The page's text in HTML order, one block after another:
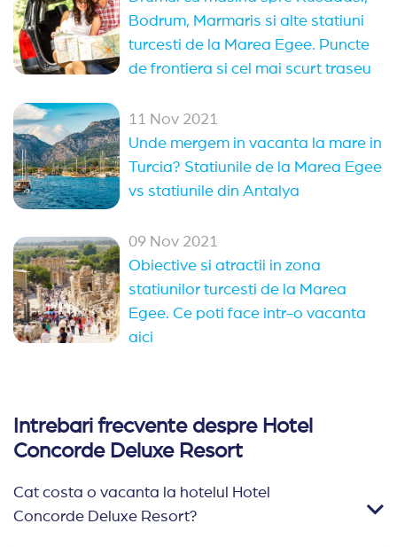
Bodrum, Marmaris si alte statiuni
turcesti de la Marea Egee. Puncte
de frontiera si cel mai scurt traseu
11 Nov 2021
Unde mergem in vacanta la mare in
Turcia? Statiunile de la Marea Egee
vs statiunile din Antalya
09 Nov 2021
Obiective si atractii in zona
statiunilor turcesti de la Marea
Egee. Ce poti face intr-o vacanta
aici
Intrebari frecvente despre Hotel
Concorde Deluxe Resort
Cat costa o vacanta la hotelul Hotel
Concorde Deluxe Resort?